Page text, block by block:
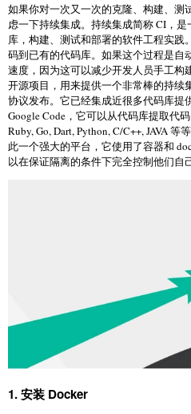
如果你对一次又一次的克隆、构建、测
虑一下持续集成。持续集成简称 CI，
库，构建、测试和部署的软件工程实践
码到已有的代码库。如果这个过程是自
速度，因为这可以减少开发人员手工构
开源项目，用来提供一个非常棒的持续
协议发布。它已经集成近很多代码库提
Google Code，它可以从代码库提取代
Ruby, Go, Dart, Python, C/C++, JAVA
此一个强大的平台，它使用了容器和
以在保证隔离的条件下完全控制他们自
1. 安装 Docker